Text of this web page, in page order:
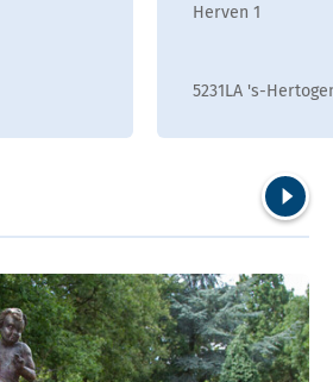
Herven 1
5231LA 's-